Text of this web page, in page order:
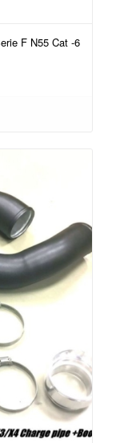
F N55 Cat -6